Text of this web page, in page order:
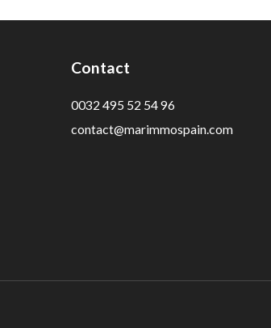
Contact
0032 495 52 54 96
contact@marimmospain.com